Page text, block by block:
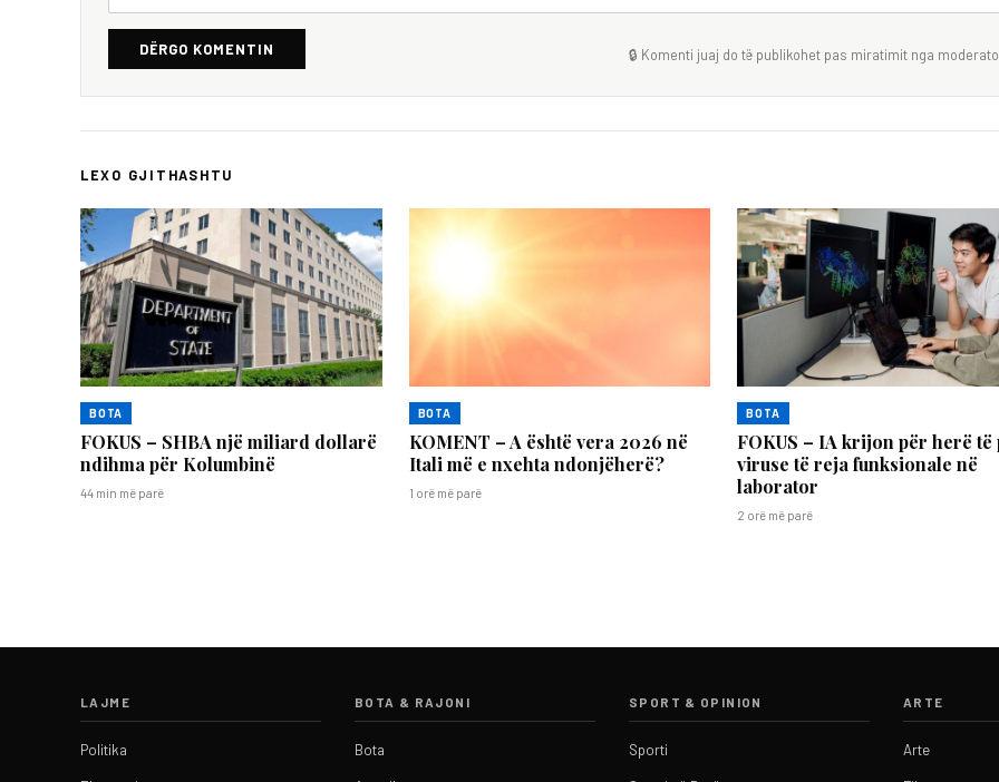
DËRGO KOMENTIN 🔒 Komenti juaj do të publikohet pas miratimit nga
LEXO GJITHASHTU
BOTA
FOKUS – SHBA një miliard dollarë
ndihma për Kolumbinë
44 min më parë
BOTA
KOMENT – A është vera 2026 në
Itali më e nxehta ndonjëherë?
1 orë më parë
BOTA
FOKUS – IA krijon për herë të
viruse të reja funksionale në
laborator
2 orë më parë
LAJME
Politika
BOTA & RAJONI
Bota
SPORT & OPINION
Sporti
ARTE
Arte